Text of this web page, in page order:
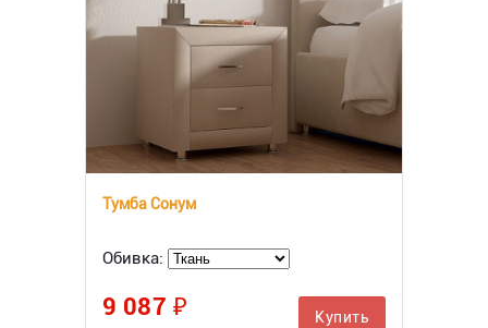
Тумба Сонум
Обивка:
9 087 ₽ Купить